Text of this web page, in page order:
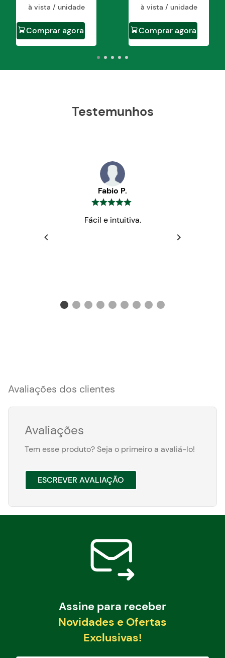
à vista / unidade
Comprar agora
à vista / unidade
Comprar agora
Testemunhos
Fabio P.
Fácil e intuitiva.
Avaliações dos clientes
Avaliações
Tem esse produto? Seja o primeiro a avaliá-lo!
ESCREVER AVALIAÇÃO
Assine para receber
Novidades e Ofertas
Exclusivas!